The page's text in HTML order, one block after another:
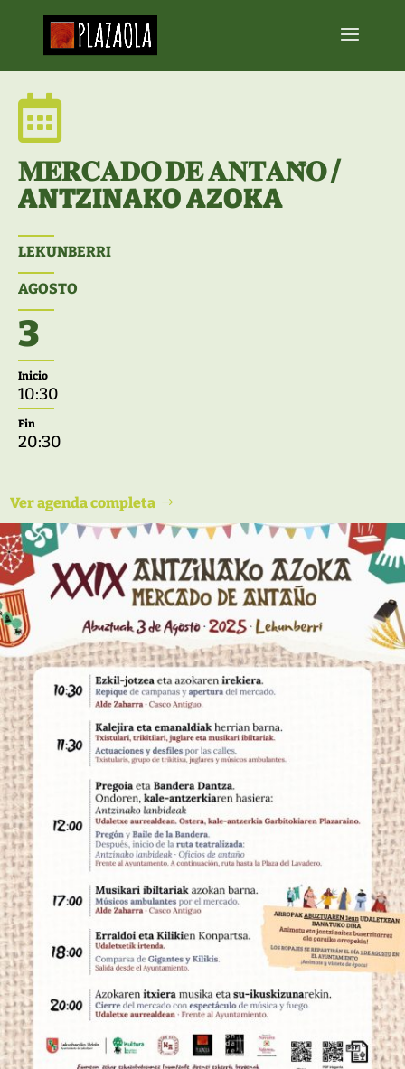

𝐌𝐄𝐑𝐂𝐀𝐃𝐎 𝐃𝐄 𝐀𝐍𝐓𝐀𝐍̃𝐎 /
ANTZINAKO AZOKA
LEKUNBERRI
AGOSTO
3
Inicio
10:30
Fin
20:30
Ver agenda completa